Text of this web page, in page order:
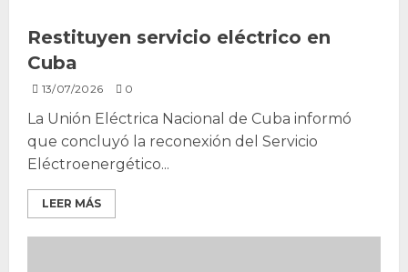
Restituyen servicio eléctrico en
Cuba
13/07/2026 0
La Unión Eléctrica Nacional de Cuba informó
que concluyó la reconexión del Servicio
Eléctroenergético...
LEER MÁS